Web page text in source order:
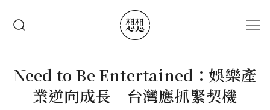
Need to Be Entertained：娛樂產
業逆向成長 台灣應抓緊契機